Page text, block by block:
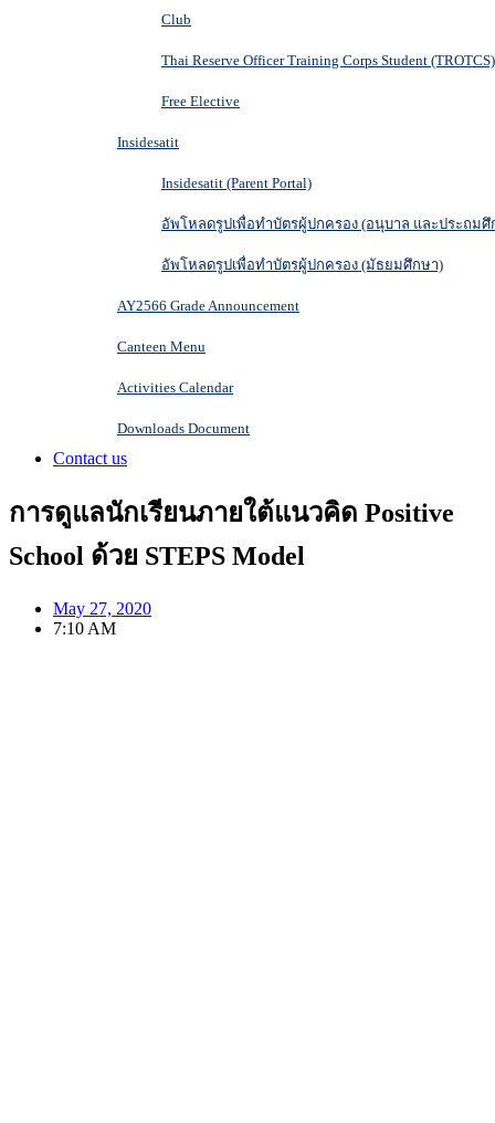
Club
Thai Reserve Officer Training Corps Student (TROTCS)
Free Elective
Insidesatit
Insidesatit (Parent Portal)
อัพโหลดรูปเพื่อทำบัตรผู้ปกครอง (อนุบาล และประถมศึ
อัพโหลดรูปเพื่อทำบัตรผู้ปกครอง (มัธยมศึกษา)
AY2566 Grade Announcement
Canteen Menu
Activities Calendar
Downloads Document
Contact us
การดูแลนักเรียนภายใต้แนวคิด Positive
School ด้วย STEPS Model
May 27, 2020
7:10 AM